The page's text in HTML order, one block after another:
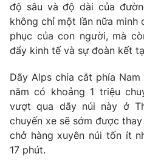
Góc doanh nghiệp
Truyền hình
Phim VTV
Hậu trường
Nhân vật
Khán giả
Giải sao mai
Giải trí
Âm nhạc
Sao
Đời sống
Du lịch
Làm đẹp
Chất lượng cuộc sống
Giáo dục
Tuyển sinh
Công nghệ
độ sâu và độ dài của
không chỉ một lần nữa minh
phục của con người, mà
đẩy kinh tế và sự đoàn kết
Dãy Alps chia cắt phía
năm có khoảng 1 triệu
vượt qua dãy núi này ở
chuyến xe sẽ sớm được
chở hàng xuyên núi tốn ít
17 phút.